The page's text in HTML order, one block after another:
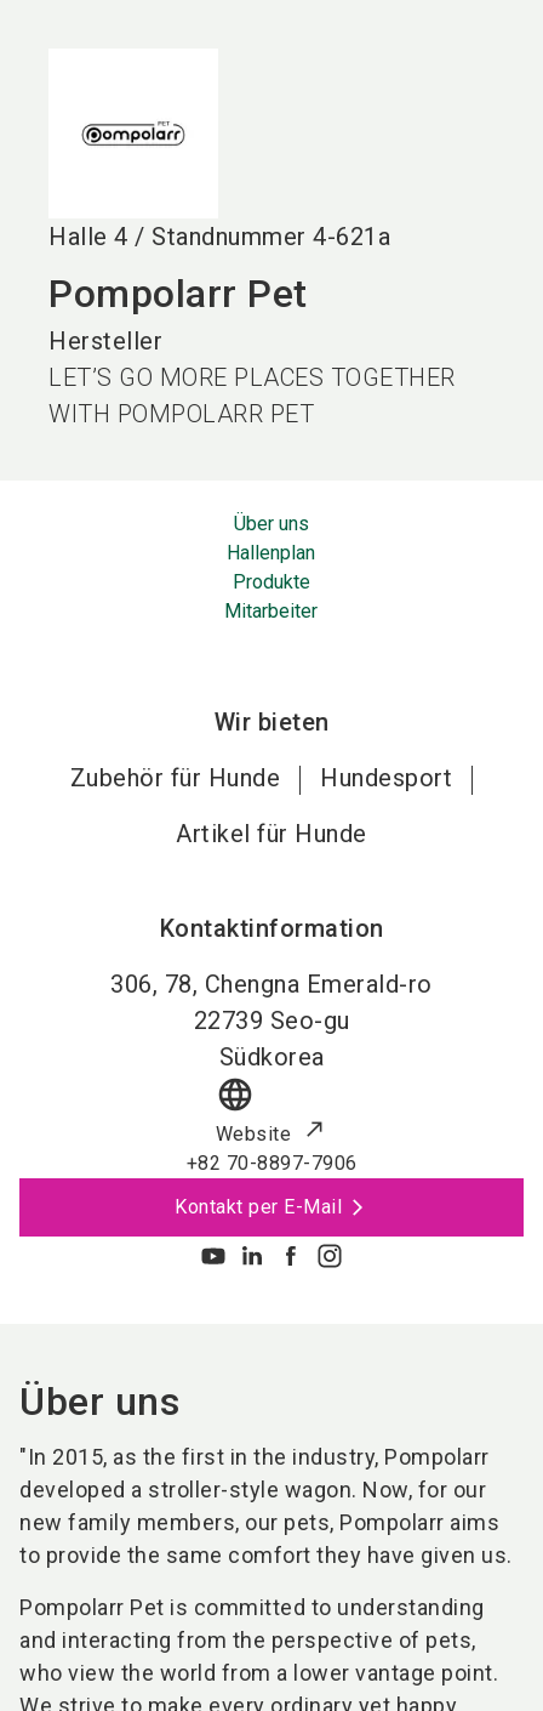
Halle 4 / Standnummer 4-621a
Pompolarr Pet
Hersteller
LET’S GO MORE PLACES TOGETHER
WITH POMPOLARR PET
Über uns
Hallenplan
Produkte
Mitarbeiter
Wir bieten
Zubehör für Hunde
Hundesport
Artikel für Hunde
Kontaktinformation
306, 78, Chengna Emerald-ro
22739 Seo-gu
Südkorea
language
Website
+82 70-8897-7906
Kontakt per E-Mail
Über uns
"In 2015, as the first in the industry, Pompolarr
developed a stroller-style wagon. Now, for our
new family members, our pets, Pompolarr aims
to provide the same comfort they have given us.
Pompolarr Pet is committed to understanding
and interacting from the perspective of pets,
who view the world from a lower vantage point.
We strive to make every ordinary yet happy